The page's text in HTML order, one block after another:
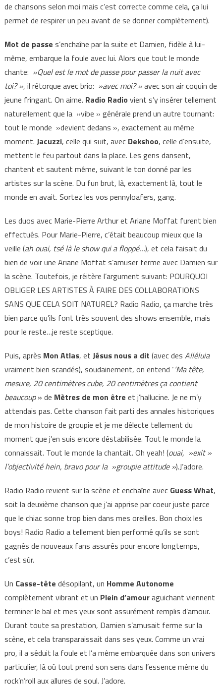
de chansons selon moi mais c’est correcte comme cela, ça lui
permet de respirer un peu avant de se donner complètement).
Mot de passe s’enchaîne par la suite et Damien, fidèle à lui-
même, embarque la foule avec lui. Alors que tout le monde
chante: »Quel est le mot de passe pour passer la nuit avec
toi? », il rétorque avec brio: »avec moi? »avec son air coquin de
jeune fringant. On aime. Radio Radio vient s’y insérer tellement
naturellement que la »vibe » générale prend un autre tournant:
tout le monde »devient dedans », exactement au même
moment. Jacuzzi, celle qui suit, avec Dekshoo, celle d’ensuite,
mettent le feu partout dans la place. Les gens dansent,
chantent et sautent même, suivant le ton donné par les
artistes sur la scène. Du fun brut, là, exactement là, tout le
monde en avait. Sortez les vos pennyloafers, gang.
Les duos avec Marie-Pierre Arthur et Ariane Moffat furent bien
effectués. Pour Marie-Pierre, c’était beaucoup mieux que la
veille (ah ouai, tsé là le show qui a floppé…), et cela faisait du
bien de voir une Ariane Moffat s’amuser ferme avec Damien sur
la scène. Toutefois, je réitère l’argument suivant: POURQUOI
OBLIGER LES ARTISTES À FAIRE DES COLLABORATIONS
SANS QUE CELA SOIT NATUREL? Radio Radio, ça marche très
bien parce qu’ils font très souvent des shows ensemble, mais
pour le reste…je reste sceptique.
Puis, après Mon Atlas, et Jésus nous a dit (avec des Alléluia
vraiment bien scandés), soudainement, on entend ‘‘Ma tête,
mesure, 20 centimètres cube, 20 centimètres ça contient
beaucoup» de Mètres de mon être et j’hallucine. Je ne m’y
attendais pas. Cette chanson fait parti des annales historiques
de mon histoire de groupie et je me délecte tellement du
moment que j’en suis encore déstabilisée. Tout le monde la
connaissait. Tout le monde la chantait. Oh yeah! (ouai, »exit »
l’objectivité hein, bravo pour la »groupie attitude »).J’adore.
Radio Radio revient sur la scène et enchaîne avec Guess What,
soit la deuxième chanson que j’ai apprise par coeur juste parce
que le chiac sonne trop bien dans mes oreilles. Bon choix les
boys! Radio Radio a tellement bien performé qu’ils se sont
gagnés de nouveaux fans assurés pour encore longtemps,
c’est sûr.
Un Casse-tête désopilant, un Homme Autonome
complètement vibrant et un Plein d’amouraguichant viennent
terminer le bal et mes yeux sont assurément remplis d’amour.
Durant toute sa prestation, Damien s’amusait ferme sur la
scène, et cela transparaissait dans ses yeux. Comme un vrai
pro, il a séduit la foule et l’a même embarquée dans son univers
particulier, là où tout prend son sens dans l’essence même du
rock’n’roll aux allures de soul. J’adore.